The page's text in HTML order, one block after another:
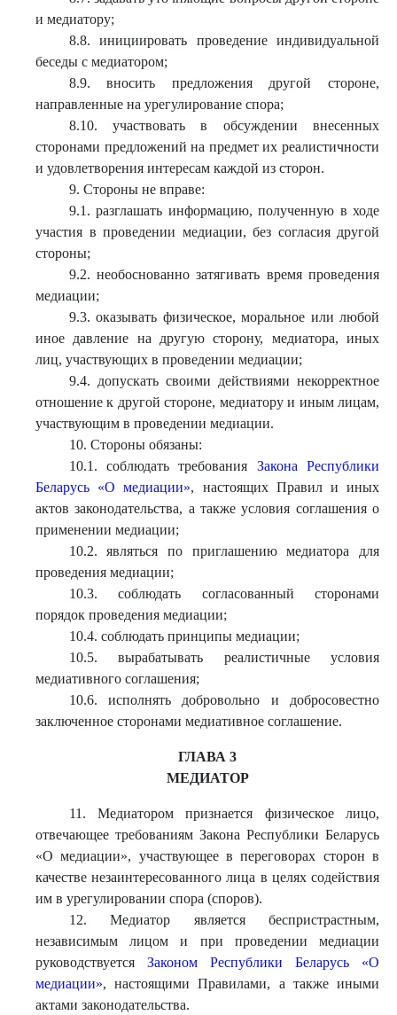
и медиатору;
8.8. инициировать проведение индивидуальной
беседы с медиатором;
8.9. вносить предложения другой стороне,
направленные на урегулирование спора;
8.10. участвовать в обсуждении внесенных
сторонами предложений на предмет их реалистичности
и удовлетворения интересам каждой из сторон.
9. Стороны не вправе:
9.1. разглашать информацию, полученную в ходе
участия в проведении медиации, без согласия другой
стороны;
9.2. необоснованно затягивать время проведения
медиации;
9.3. оказывать физическое, моральное или любой
иное давление на другую сторону, медиатора, иных
лиц, участвующих в проведении медиации;
9.4. допускать своими действиями некорректное
отношение к другой стороне, медиатору и иным лицам,
участвующим в проведении медиации.
10. Стороны обязаны:
10.1. соблюдать требования Закона Республики
Беларусь «О медиации», настоящих Правил и иных
актов законодательства, а также условия соглашения о
применении медиации;
10.2. являться по приглашению медиатора для
проведения медиации;
10.3. соблюдать согласованный сторонами
порядок проведения медиации;
10.4. соблюдать принципы медиации;
10.5. вырабатывать реалистичные условия
медиативного соглашения;
10.6. исполнять добровольно и добросовестно
заключенное сторонами медиативное соглашение.
ГЛАВА 3
МЕДИАТОР
11. Медиатором признается физическое лицо,
отвечающее требованиям Закона Республики Беларусь
«О медиации», участвующее в переговорах сторон в
качестве незаинтересованного лица в целях содействия
им в урегулировании спора (споров).
12. Медиатор является беспристрастным,
независимым лицом и при проведении медиации
руководствуется Законом Республики Беларусь «О
медиации», настоящими Правилами, а также иными
актами законодательства.